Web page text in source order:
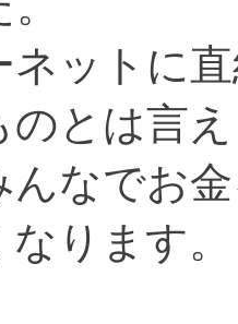
ネットに
のとは言
んなでお
ります。